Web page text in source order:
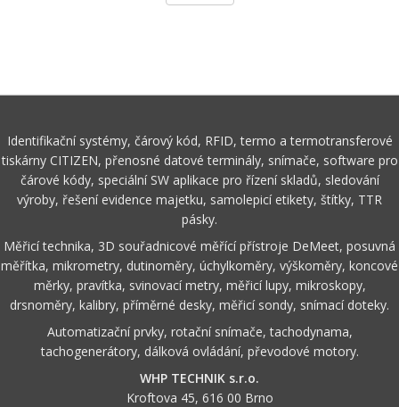
Identifikační systémy, čárový kód, RFID, termo a termotransferové
tiskárny CITIZEN, přenosné datové terminály, snímače, software pro
čárové kódy, speciální SW aplikace pro řízení skladů, sledování
výroby, řešení evidence majetku, samolepicí etikety, štítky, TTR
pásky.
Měřicí technika, 3D souřadnicové měřící přístroje DeMeet, posuvná
měřítka, mikrometry, dutinoměry, úchylkoměry, výškoměry, koncové
měrky, pravítka, svinovací metry, měřicí lupy, mikroskopy,
drsnoměry, kalibry, příměrné desky, měřicí sondy, snímací doteky.
Automatizační prvky, rotační snímače, tachodynama,
tachogenerátory, dálková ovládání, převodové motory.
WHP TECHNIK s.r.o.
Kroftova 45, 616 00 Brno